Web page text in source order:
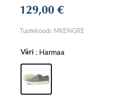
129,00€
Tuotekoodi: MKENGRE
Väri : Harmaa